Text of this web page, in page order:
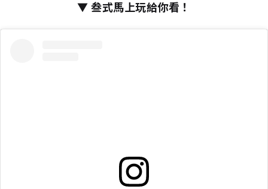
▼ 叁式馬上玩給你看！